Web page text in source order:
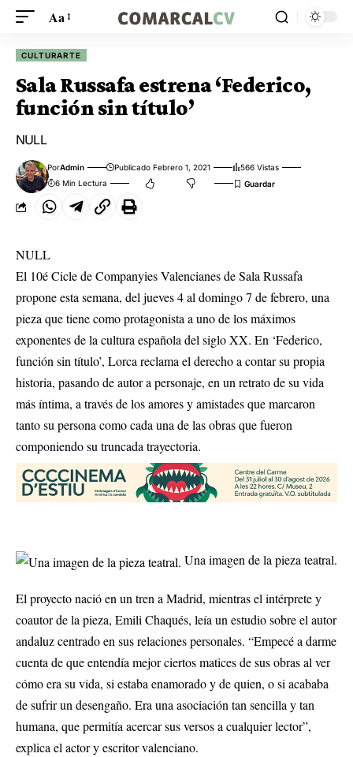
Aa
CULTURARTE
Sala Russafa estrena ‘Federico,
función sin título’
NULL
PorAdmin Publicado Febrero 1, 2021
566 Vistas
6 Min Lectura
NULL
El 10é Cicle de Companyies Valencianes de Sala Russafa
propone esta semana, del jueves 4 al domingo 7 de febrero, una
pieza que tiene como protagonista a uno de los máximos
exponentes de la cultura española del siglo XX. En ‘Federico,
función sin título’, Lorca reclama el derecho a contar su propia
historia, pasando de autor a personaje, en un retrato de su vida
más íntima, a través de los amores y amistades que marcaron
tanto su persona como cada una de las obras que fueron
componiendo su truncada trayectoria.
Una imagen de la pieza teatral.
El proyecto nació en un tren a Madrid, mientras el intérprete y
coautor de la pieza, Emili Chaqués, leía un estudio sobre el autor
andaluz centrado en sus relaciones personales. “Empecé a darme
cuenta de que entendía mejor ciertos matices de sus obras al ver
cómo era su vida, si estaba enamorado y de quien, o si acababa
de sufrir un desengaño. Era una asociación tan sencilla y tan
humana, que permitía acercar sus versos a cualquier lector”,
explica el actor y escritor valenciano.